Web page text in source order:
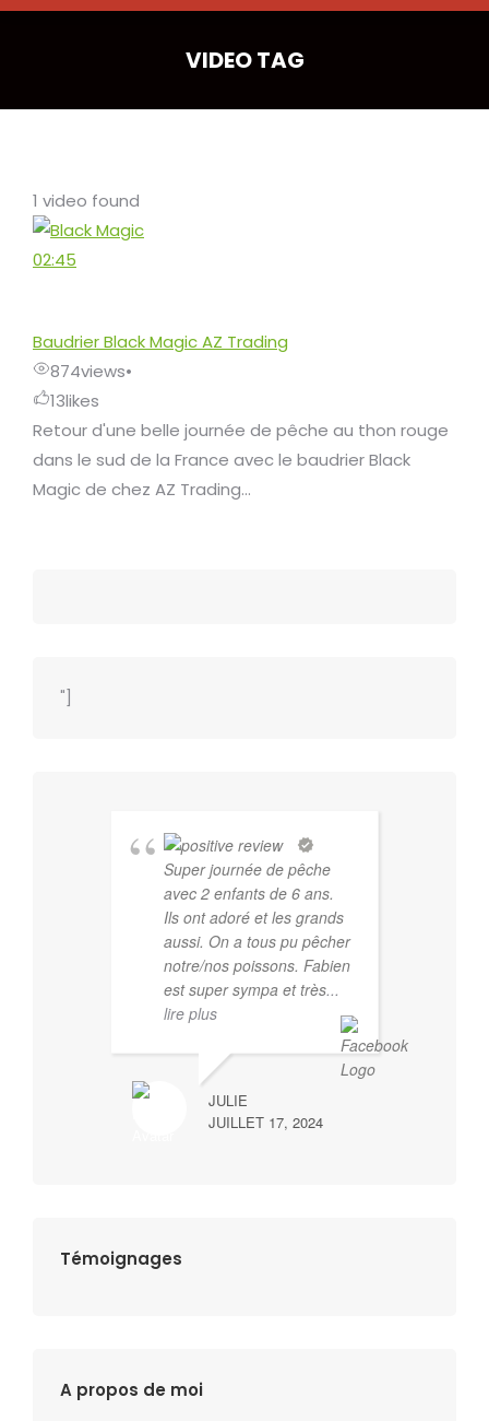
VIDEO TAG
1 video found
02:45
Baudrier Black Magic AZ Trading
874views•
13likes
Retour d'une belle journée de pêche au thon rouge
dans le sud de la France avec le baudrier Black
Magic de chez AZ Trading...
"]
Super journée de pêche
avec 2 enfants de 6 ans.
Ils ont adoré et les grands
aussi. On a tous pu pêcher
notre/nos poissons. Fabien
est super sympa et très...
lire plus
JULIE
JUILLET 17, 2024
Témoignages
A propos de moi